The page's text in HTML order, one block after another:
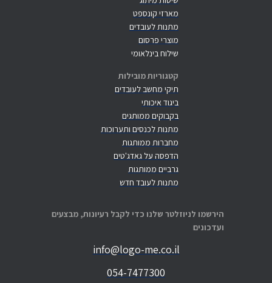
מארזי קונספט
מתנות לעובדים
מוצרי פרסום
שילוח בינלאומי
קטגוריות מובילות
תיקי מחשב לעובדים
ביגוד איכותי
בקבוקים ממותגים
מתנות לכנסים ותערוכות
מחברות ממותגות
הדפסה על גאדג'טים
גרביים ממותגות
מתנות לעובד חדש
הירשמו לניוזלטר שלנו כדי לקבל רעיונות, מבצעים
ועדכונים
info@logo-me.co.il
054-7477300